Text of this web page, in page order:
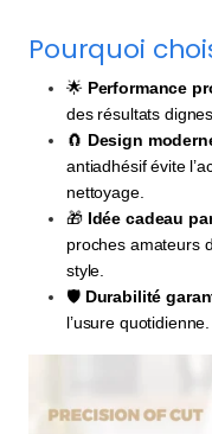
Pourquoi
🌟 Performance
des résultats
🧲 Design
antiadhésif évite
nettoyage.
🎁 Idée cadeau
proches amateurs
style.
🛡️ Durabilité
l’usure quotidienne.